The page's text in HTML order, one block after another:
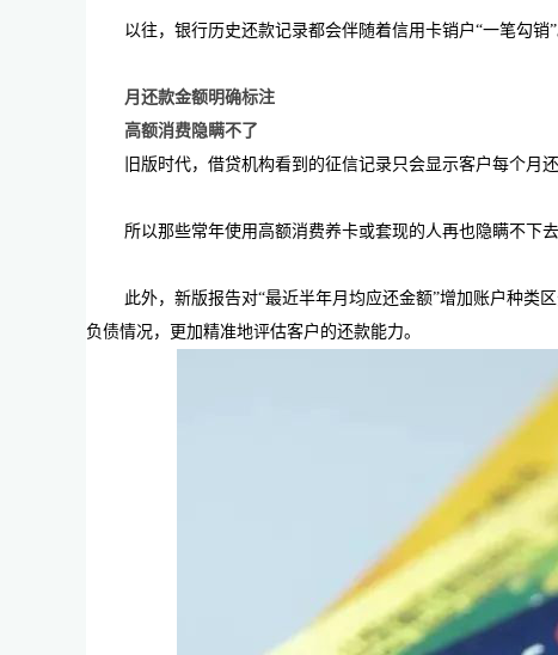
以往，银行历史还款记录都会伴随着信用卡销户“一笔勾
月还款金额明确标注
高额消费隐瞒不了
旧版时代，借贷机构看到的征信记录只会显示客户每个月
所以那些常年使用高额消费养卡或套现的人再也隐瞒不下
此外，新版报告对“最近半年月均应还金额”增加账户种类
负债情况，更加精准地评估客户的还款能力。